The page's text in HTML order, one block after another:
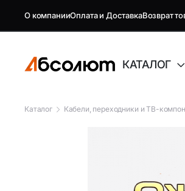
О компанииОплата и ДоставкаВозврат
КАТАЛОГ
Каталог Кабели, переходники и ТВ-